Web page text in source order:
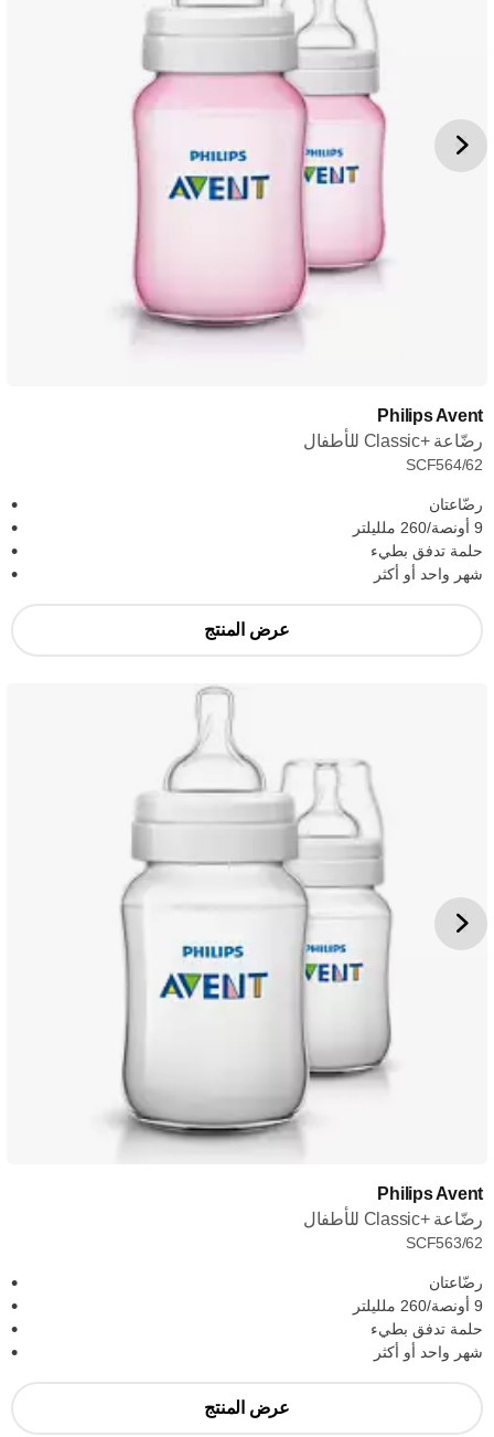
Philips Avent
رضّاعة Classic+‎ للأطفال
SCF564/62
رضّاعتان
9 أونصة/260 ملليلتر
حلمة تدفق بطيء
شهر واحد أو أكثر
عرض المنتج
Philips Avent
رضّاعة Classic+‎ للأطفال
SCF563/62
رضّاعتان
9 أونصة/260 ملليلتر
حلمة تدفق بطيء
شهر واحد أو أكثر
عرض المنتج